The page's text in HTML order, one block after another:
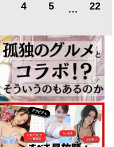
4 5 … 22